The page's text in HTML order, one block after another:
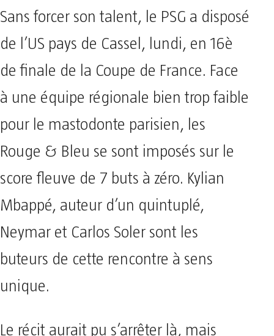
Sans forcer son talent, le PSG a disposé
de l’US pays de Cassel, lundi, en 16è
de finale de la Coupe de France. Face
à une équipe régionale bien trop faible
pour le mastodonte parisien, les
Rouge & Bleu se sont imposés sur le
score fleuve de 7 buts à zéro. Kylian
Mbappé, auteur d’un quintuplé,
Neymar et Carlos Soler sont les
buteurs de cette rencontre à sens
unique.
Le récit aurait pu s’arrêter là, mais